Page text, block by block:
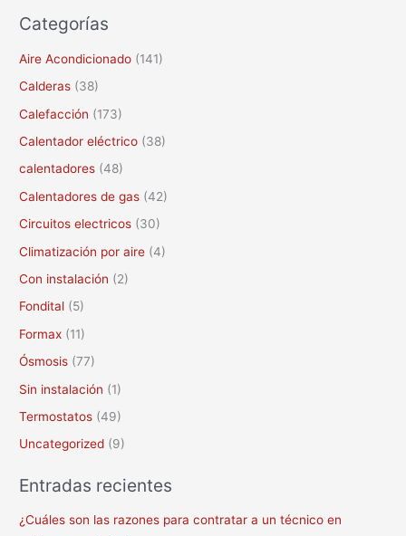
s
o
r
:
Categorías
Aire Acondicionado (141)
Calderas (38)
Calefacción (173)
Calentador eléctrico (38)
calentadores (48)
Calentadores de gas (42)
Circuitos electricos (30)
Climatización por aire (4)
Con instalación (2)
Fondital (5)
Formax (11)
Ósmosis (77)
Sin instalación (1)
Termostatos (49)
Uncategorized (9)
Entradas recientes
¿Cuáles son las razones para contratar a un técnico en